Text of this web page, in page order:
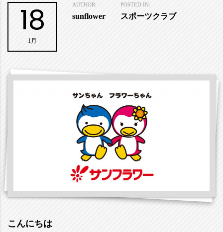
18
1月
AUTHOR:
sunflower
POSTED IN:
スポーツクラブ
こんにちは